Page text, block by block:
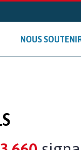
NOUS